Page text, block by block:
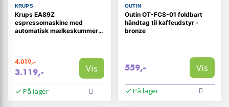
KRUPS
Krups EA89Z
espressomaskine med
automatisk mælkeskummer
4.019,-
3.119,- Vis
På lager
OUTIN
Outin OT-FCS-01 foldbart
håndtag til kaffeudstyr -
bronze
559,- Vis
På lager